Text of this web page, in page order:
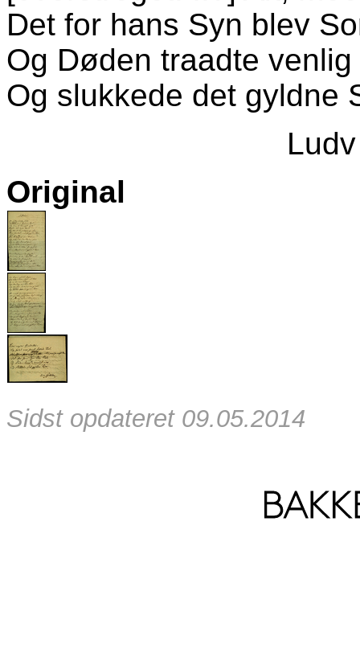
Det for hans Syn blev
Og Døden traadte
Og slukkede det gyldne
Original
Sidst opdateret 09.05.2014